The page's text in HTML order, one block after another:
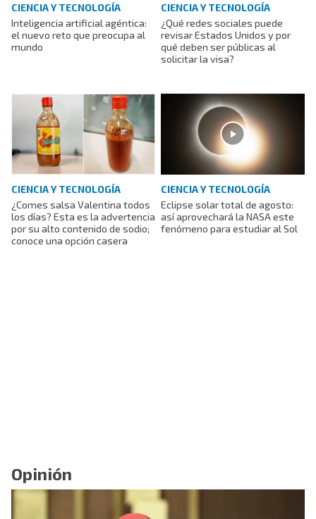
CIENCIA Y TECNOLOGÍA
Inteligencia artificial agéntica:
el nuevo reto que preocupa al
mundo
CIENCIA Y TECNOLOGÍA
¿Qué redes sociales puede
revisar Estados Unidos y por
qué deben ser públicas al
solicitar la visa?
CIENCIA Y TECNOLOGÍA
¿Comes salsa Valentina todos
los días? Esta es la advertencia
por su alto contenido de sodio;
conoce una opción casera
CIENCIA Y TECNOLOGÍA
Eclipse solar total de agosto:
así aprovechará la NASA este
fenómeno para estudiar al Sol
Opinión